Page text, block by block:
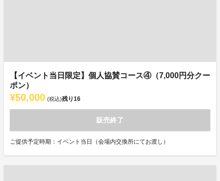
【イベント当日限定】個人協賛コース④（7,000円分クー
ポン）
¥50,000 (税込)残り16
販売終了
ご提供予定時期：イベント当日（会場内交換所にてお渡し）